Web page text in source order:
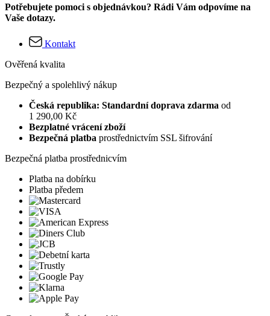
Potřebujete pomoci s objednávkou? Rádi Vám odpovíme na
Vaše dotazy.
Kontakt
Ověřená kvalita
Bezpečný a spolehlivý nákup
Česká republika: Standardní doprava zdarma od
1 290,00 Kč
Bezplatné vrácení zboží
Bezpečná platba prostřednictvím SSL šifrování
Bezpečná platba prostřednicvím
Platba na dobírku
Platba předem